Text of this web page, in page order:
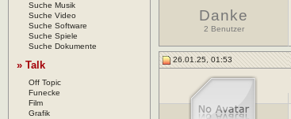
Suche Musik
Suche Video
Suche Software
Suche Spiele
Suche Dokumente
» Talk
Off Topic
Funecke
Film
Grafik
Danke
2 Benutzer
26.01.25, 01:53